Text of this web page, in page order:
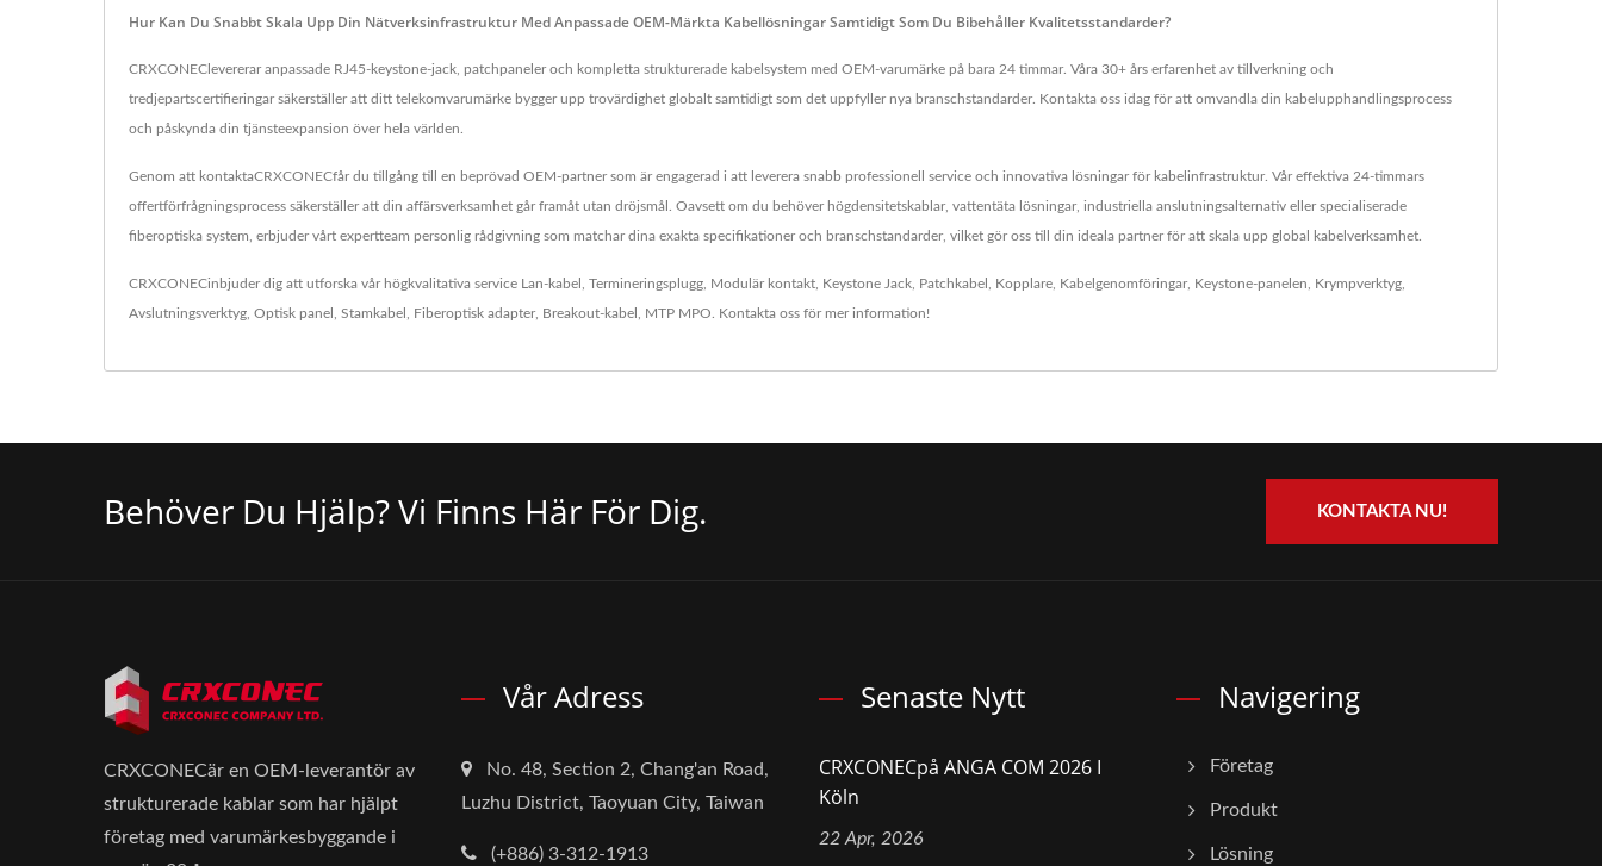
Hur Kan Du Snabbt Skala Upp Din Nätverksinfrastruktur Med Anpassade OEM-Märkta Kabellösningar Samtidigt Som Du Bibehåller Kvalitetsstandarder?
CRXCONEClevererar anpassade RJ45-keystone-jack, patchpaneler och kompletta strukturerade kabelsystem med OEM-varumärke på bara 24 timmar. Våra 30+ års erfarenhet av tillverkning och
tredjepartscertifieringar säkerställer att ditt telekomvarumärke bygger upp trovärdighet globalt samtidigt som det uppfyller nya branschstandarder. Kontakta oss idag för att omvandla din kabelupphandlingsprocess
och påskynda din tjänsteexpansion över hela världen.
Genom att kontaktaCRXCONECfår du tillgång till en beprövad OEM-partner som är engagerad i att leverera snabb professionell service och innovativa lösningar för kabelinfrastruktur. Vår effektiva 24-timmars
offertförfrågningsprocess säkerställer att din affärsverksamhet går framåt utan dröjsmål. Oavsett om du behöver högdensitetskablar, vattentäta lösningar, industriella anslutningsalternativ eller specialiserade
fiberoptiska system, erbjuder vårt expertteam personlig rådgivning som matchar dina exakta specifikationer och branschstandarder, vilket gör oss till din ideala partner för att skala upp global kabelverksamhet.
CRXCONECinbjuder dig att utforska vår högkvalitativa service Lan-kabel Termineringsplugg Modulär kontakt Keystone Jack Patchkabel Kopplare Kabelgenomföringar, Keystone-panelen Krympverktyg
Avslutningsverktyg Optisk panel Stamkabel Fiberoptisk adapter, Breakout-kabel MTP MPO Kontakta oss för mer information!
Behöver Du Hjälp? Vi Finns Här För Dig. KONTAKTA NU!
CRXCONECär en OEM-leverantör av
strukturerade kablar som har hjälpt
företag med varumärkesbyggande i
Vår Adress
No. 48, Section 2, Chang'an Road,
Luzhu District, Taoyuan City, Taiwan
(+886) 3-312-1913
Senaste Nytt
CRXCONECpå ANGA COM 2026 I
Köln
22 Apr, 2026
Navigering
Företag
Produkt
Lösning